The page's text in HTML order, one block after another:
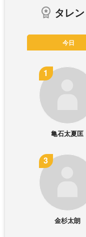
タレ
今日
亀石太夏匡
金杉太朗